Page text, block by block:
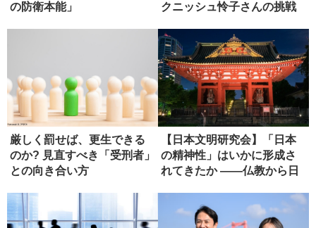
の防衛本能」
クニッシュ怜子さんの挑戦
厳しく罰せば、更生できる
のか? 見直すべき「受刑者」
との向き合い方
【日本文明研究会】「日本
の精神性」はいかに形成さ
れてきたか ――仏教から日